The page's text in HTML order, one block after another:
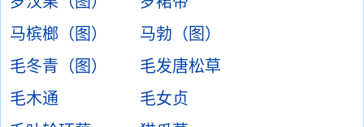
马槟榔（图）
马勃（图）
毛冬青（图）
毛发唐松草
毛木通
毛女贞